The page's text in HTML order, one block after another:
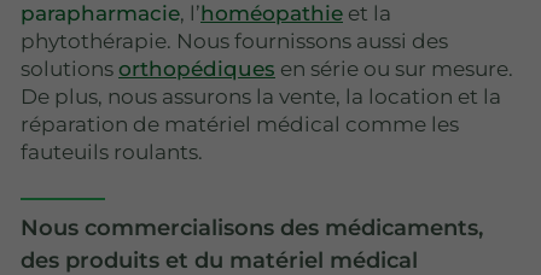
parapharmacie, l’homéopathie et la
phytothérapie. Nous fournissons aussi des
solutions orthopédiques en série ou sur mesure.
De plus, nous assurons la vente, la location et la
réparation de matériel médical comme les
fauteuils roulants.
Nous commercialisons des médicaments,
des produits et du matériel médical